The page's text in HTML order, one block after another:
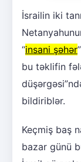
İsrailin iki
“insani şəhər
bu təklifin
bildiriblər.
Keçmiş baş
bazar günü